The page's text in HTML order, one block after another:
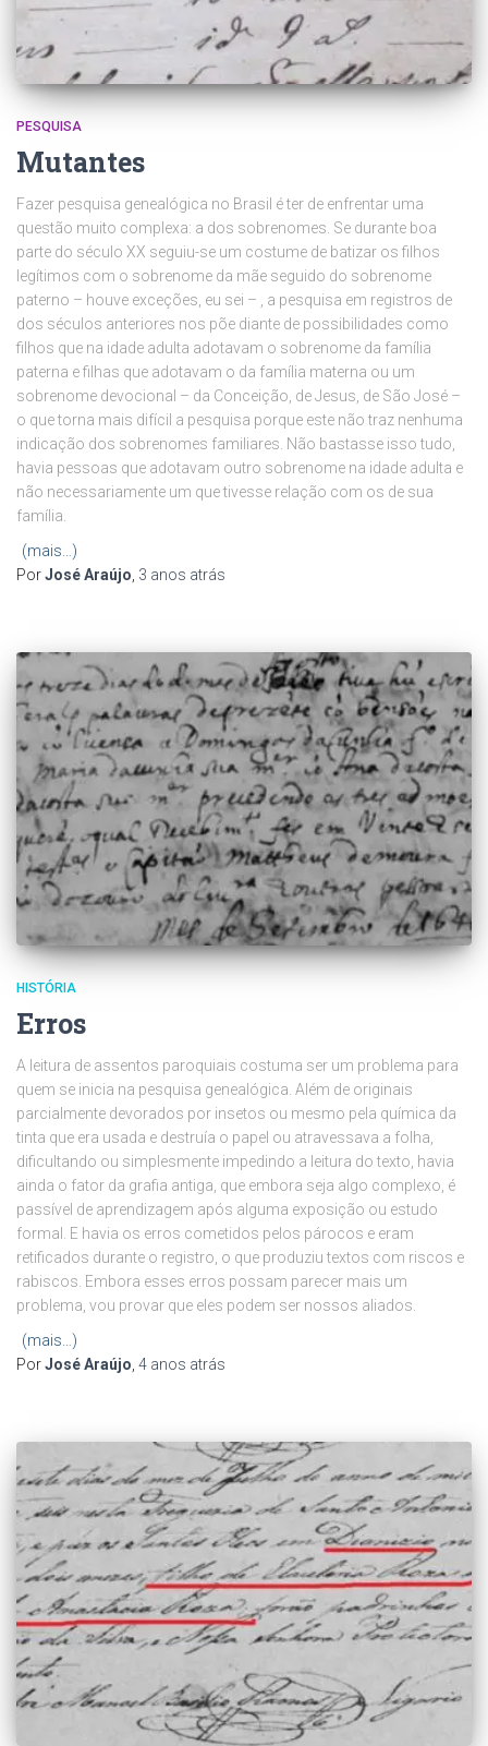
PESQUISA
Mutantes
Fazer pesquisa genealógica no Brasil é ter de enfrentar uma
questão muito complexa: a dos sobrenomes. Se durante boa
parte do século XX seguiu-se um costume de batizar os filhos
legítimos com o sobrenome da mãe seguido do sobrenome
paterno – houve exceções, eu sei – , a pesquisa em registros de
dos séculos anteriores nos põe diante de possibilidades como
filhos que na idade adulta adotavam o sobrenome da família
paterna e filhas que adotavam o da família materna ou um
sobrenome devocional – da Conceição, de Jesus, de São José –
o que torna mais difícil a pesquisa porque este não traz nenhuma
indicação dos sobrenomes familiares. Não bastasse isso tudo,
havia pessoas que adotavam outro sobrenome na idade adulta e
não necessariamente um que tivesse relação com os de sua
família.
(mais…)
PorJosé Araújo 3 anos atrás
HISTÓRIA
Erros
A leitura de assentos paroquiais costuma ser um problema para
quem se inicia na pesquisa genealógica. Além de originais
parcialmente devorados por insetos ou mesmo pela química da
tinta que era usada e destruía o papel ou atravessava a folha,
dificultando ou simplesmente impedindo a leitura do texto, havia
ainda o fator da grafia antiga, que embora seja algo complexo, é
passível de aprendizagem após alguma exposição ou estudo
formal. E havia os erros cometidos pelos párocos e eram
retificados durante o registro, o que produziu textos com riscos e
rabiscos. Embora esses erros possam parecer mais um
problema, vou provar que eles podem ser nossos aliados.
(mais…)
PorJosé Araújo 4 anos atrás